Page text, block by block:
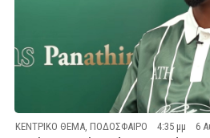
ΚΕΝΤΡΙΚΟ ΘΕΜΑ ,ΠΟΔΟΣΦΑΙΡΟ 4:35 μμ 6